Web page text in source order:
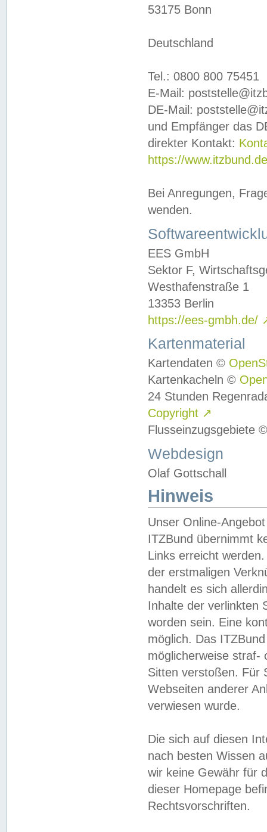
53175 Bonn
Deutschland
Tel.: 0800 800 75451
E-Mail:
DE-Mail:
und Empfänger das
direkter Kontakt:
https://
Bei Anregungen,
wenden.
EES GmbH
Sektor F,
Westhafenstraße 1
13353 Berlin
https://ees-gmbh.de/
Kartenmaterial
Kartendaten ©
Kartenkacheln ©
24 Stunden
Copyright ↗
Flusseinzugsgebiete
Webdesign
Olaf Gottschall
Hinweis
Unser Online-
ITZBund übernimmt
Links erreicht
der erstmaligen
handelt es sich
Inhalte der verlinkten
worden sein. Eine
möglich. Das
möglicherweise straf-
Sitten verstoßen. Für
Webseiten anderer
verwiesen wurde.
Die sich auf diesen
nach besten Wissen
wir keine Gewähr für
dieser Homepage
Rechtsvorschriften.